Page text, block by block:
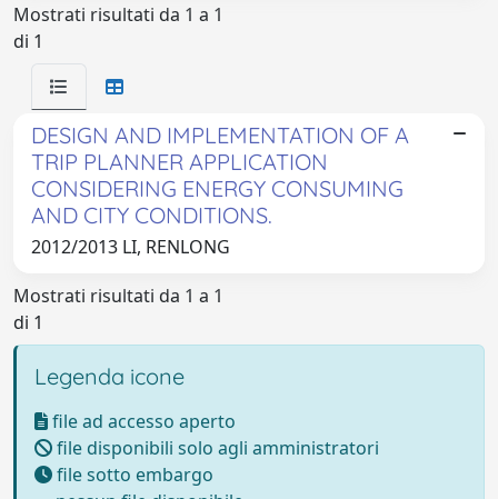
Mostrati risultati da 1 a 1
di 1
DESIGN AND IMPLEMENTATION OF A
TRIP PLANNER APPLICATION
CONSIDERING ENERGY CONSUMING
AND CITY CONDITIONS.
2012/2013 LI, RENLONG
Mostrati risultati da 1 a 1
di 1
Legenda icone
file ad accesso aperto
file disponibili solo agli amministratori
file sotto embargo